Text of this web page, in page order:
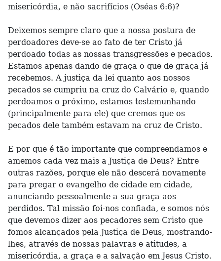
misericórdia, e não sacrifícios (Oséas 6:6)?
Deixemos sempre claro que a nossa postura de
perdoadores deve-se ao fato de ter Cristo já
perdoado todas as nossas transgressões e pecados.
Estamos apenas dando de graça o que de graça já
recebemos. A justiça da lei quanto aos nossos
pecados se cumpriu na cruz do Calvário e, quando
perdoamos o próximo, estamos testemunhando
(principalmente para ele) que cremos que os
pecados dele também estavam na cruz de Cristo.
E por que é tão importante que compreendamos e
amemos cada vez mais a Justiça de Deus? Entre
outras razões, porque ele não descerá novamente
para pregar o evangelho de cidade em cidade,
anunciando pessoalmente a sua graça aos
perdidos. Tal missão foi-nos confiada, e somos nós
que devemos dizer aos pecadores sem Cristo que
fomos alcançados pela Justiça de Deus, mostrando-
lhes, através de nossas palavras e atitudes, a
misericórdia, a graça e a salvação em Jesus Cristo.